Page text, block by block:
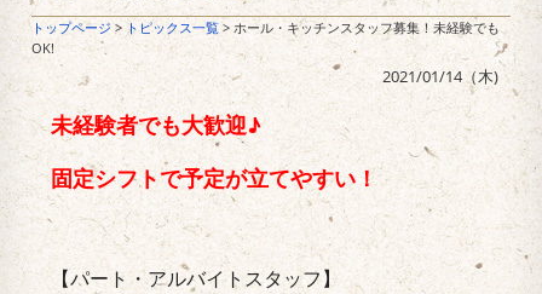
トップページ > トピックス一覧> ホール・キッチンスタッフ募集！未経験でも
OK!
2021/01/14（木)
未経験者でも大歓迎♪
固定シフトで予定が立てやすい！
【パート・アルバイトスタッフ】